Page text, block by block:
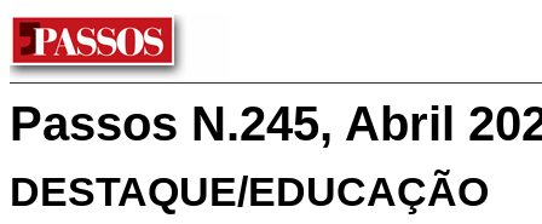
Passos N.245, Abril
DESTAQUE/EDUCAÇÃO